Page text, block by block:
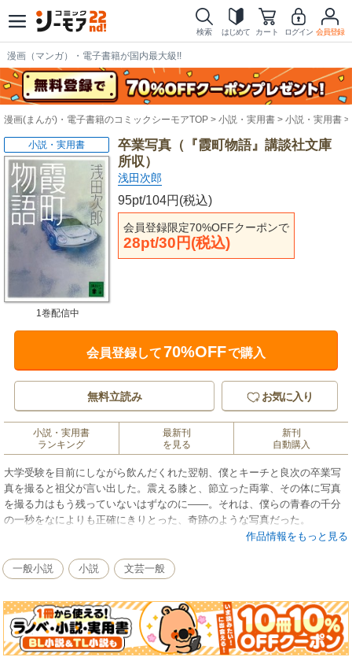
検索 はじめて カート ログイン 会員登録
漫画（マンガ）・電子書籍が国内最大級!!
漫画(まんが)・電子書籍のコミックシーモアTOP 小説・実用書 小説・実用書
卒業写真（『霞町物語』講談社文庫
所収）
浅田次郎
95pt/104円(税込)
会員登録限定70%OFFクーポンで
28pt/30円(税込)
小説・実用書
1巻配信中
会員登録して70%OFFで購入
無料立読み お気に入り
小説・実用書
ランキング
最新刊
を見る
新刊
自動購入
大学受験を目前にしながら飲んだくれた翌朝、僕とキーチと良次の卒業写
真を撮ると祖父が言い出した。震える膝と、節立った両掌、その体に写真
を撮る力はもう残っていないはずなのに――。それは、僕らの青春の千分
の一秒をなによりも正確にきりとった、奇跡のような写真だった。
作品情報をもっと見る
一般小説 小説 文芸一般